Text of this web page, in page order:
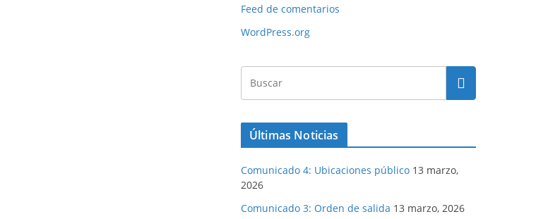
Feed de comentarios
WordPress.org
Últimas Noticias
Comunicado 4: Ubicaciones público 13 marzo,
2026
Comunicado 3: Orden de salida 13 marzo, 2026